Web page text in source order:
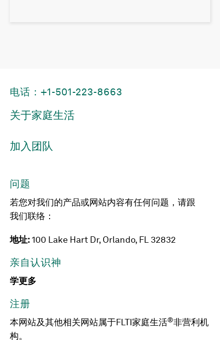
电话：+1-501-223-8663
关于家庭生活
加入团队
问题
若您对我们的产品或网站内容有任何问题，请跟
我们联络：
地址:100 Lake Hart Dr, Orlando, FL 32832
亲自认识神
学更多
注册
本网站及其他相关网站属于FLTI家庭生活®非营利机
构。